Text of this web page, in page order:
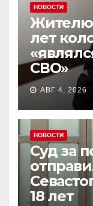
НОВОСТИ
Жителю
лет
СВО»
АВГ 4, 2026
НОВОСТИ
Суд за
18 лет